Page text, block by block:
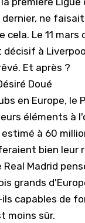
ne
cela. Le 11
décisif à
Et après ?
Doué
en Europe, le
éléments à
à 60
bien leur
Real Madrid
grands
capables de
moins sûr.